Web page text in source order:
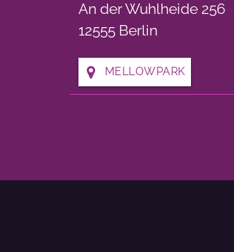
An der Wuhlheide 256
12555 Berlin
MELLOWPARK